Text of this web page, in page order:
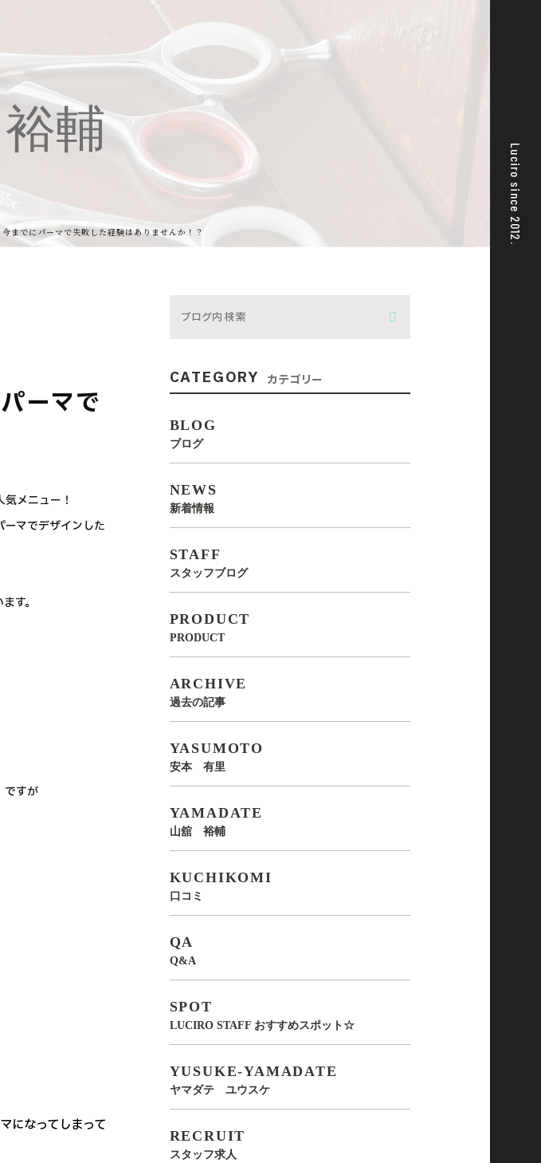
Luciro since 2012.
輔
までにパーマで失敗した経験はありませんか！？
ーマで
メニュー！
マでデザインした
す。
ですが
になってしまって
CATEGORY カテゴリー
BLOG
ブログ
NEWS
新着情報
STAFF
スタッフブログ
PRODUCT
PRODUCT
ARCHIVE
過去の記事
YASUMOTO
安本 有里
YAMADATE
山舘 裕輔
KUCHIKOMI
口コミ
QA
Q&A
SPOT
LUCIRO STAFF おすすめスポット☆
YUSUKE-YAMADATE
ヤマダテ ユウスケ
RECRUIT
スタッフ求人